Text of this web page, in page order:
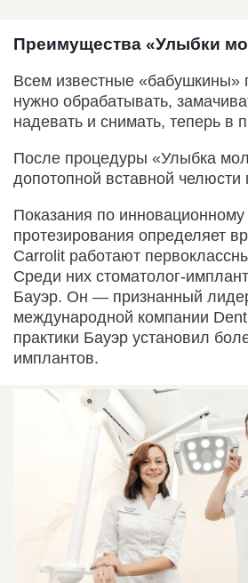
Преимущества «Улыбки
Всем известные «бабушкины»
нужно обрабатывать,
надевать и снимать, теперь в
После процедуры «Улыбка
допотопной вставной
Показания по
протезирования определяет
Carrolit работают
Среди них стоматолог-
Бауэр. Он — признанный
международной компании
практики Бауэр установил
имплантов.